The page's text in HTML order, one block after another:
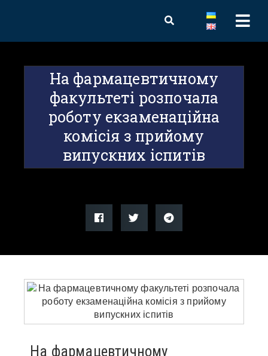
На фармацевтичному
факультеті розпочала
роботу екзаменаційна
комісія з прийому
випускних іспитів
На фармацевтичному